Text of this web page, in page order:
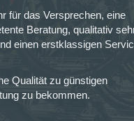
für das Versprechen, eine
Beratung, qualitativ
einen erstklassigen
Qualität zu günstigen
zu bekommen.